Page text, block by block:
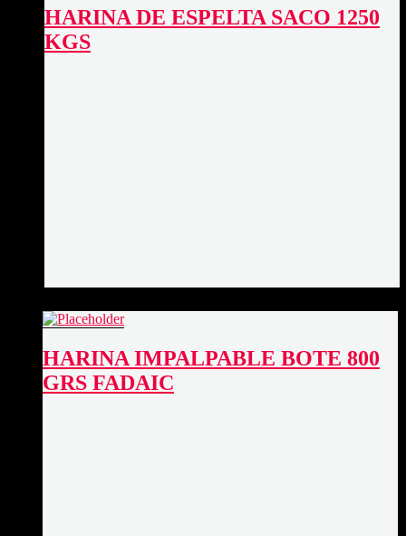
HARINA DE ESPELTA SACO 1250
KGS
HARINA IMPALPABLE BOTE 800
GRS FADAIC